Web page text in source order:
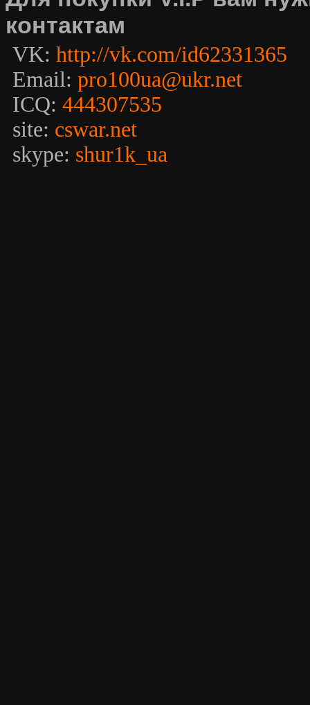
контактам
VK: http://vk.com/id62331365
Email: pro100ua@ukr.net
ICQ: 444307535
site: cswar.net
skype: shur1k_ua